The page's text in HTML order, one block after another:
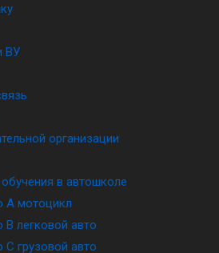
ВУ
организации
в автошколе
A мотоцикл
B легковой авто
грузовой авто